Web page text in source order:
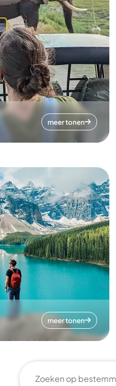
meer tonen
meer tonen